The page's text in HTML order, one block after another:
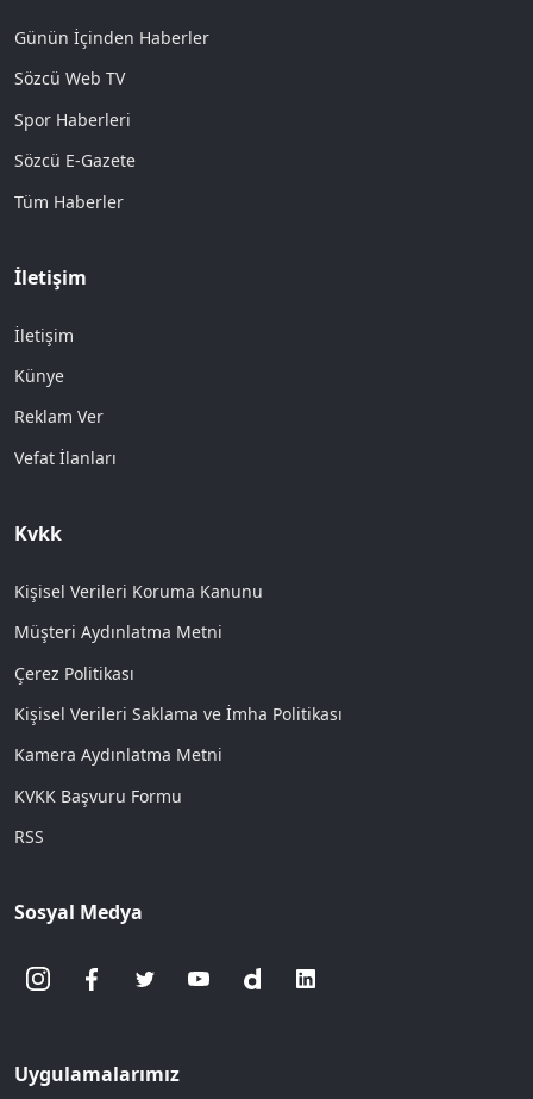
Günün İçinden Haberler
Sözcü Web TV
Spor Haberleri
Sözcü E-Gazete
Tüm Haberler
İletişim
İletişim
Künye
Reklam Ver
Vefat İlanları
Kvkk
Kişisel Verileri Koruma Kanunu
Müşteri Aydınlatma Metni
Çerez Politikası
Kişisel Verileri Saklama ve İmha Politikası
Kamera Aydınlatma Metni
KVKK Başvuru Formu
RSS
Sosyal Medya
Uygulamalarımız